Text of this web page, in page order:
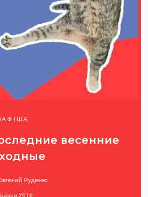
АФІША
весенние
Руденко
2019